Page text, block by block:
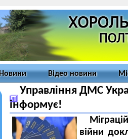
Новини Відео новини
Управління ДМС
інформує!
війни